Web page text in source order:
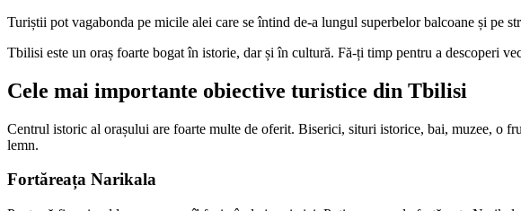
Turiștii pot vagabonda pe micile alei care se întind de-a lungul superbelor balcoane și pe
Tbilisi este un oraș foarte bogat în istorie, dar și în cultură. Fă-ți timp pentru a descoperi
Cele mai importante obiective turistice din Tbilisi
Centrul istoric al orașului are foarte multe de oferit. Biserici, situri istorice, bai, muzee, o
lemn.
Fortăreața Narikala